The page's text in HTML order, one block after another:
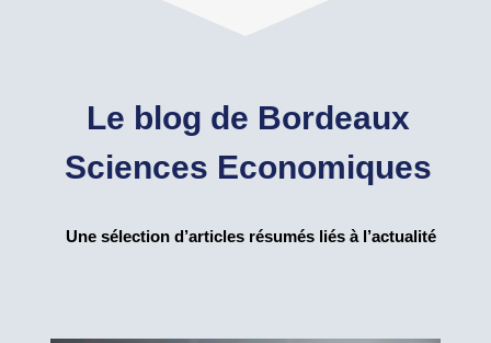
Le blog de Bordeaux
Sciences Economiques
Une sélection d’articles résumés liés à l’actualité